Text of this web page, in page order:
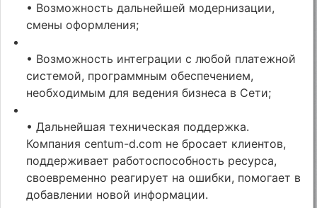
• Возможность дальнейшей модернизации,
смены оформления;
• Возможность интеграции с любой платежной
системой, программным обеспечением,
необходимым для ведения бизнеса в Сети;
• Дальнейшая техническая поддержка.
Компания centum-d.com не бросает клиентов,
поддерживает работоспособность ресурса,
своевременно реагирует на ошибки, помогает в
добавлении новой информации.